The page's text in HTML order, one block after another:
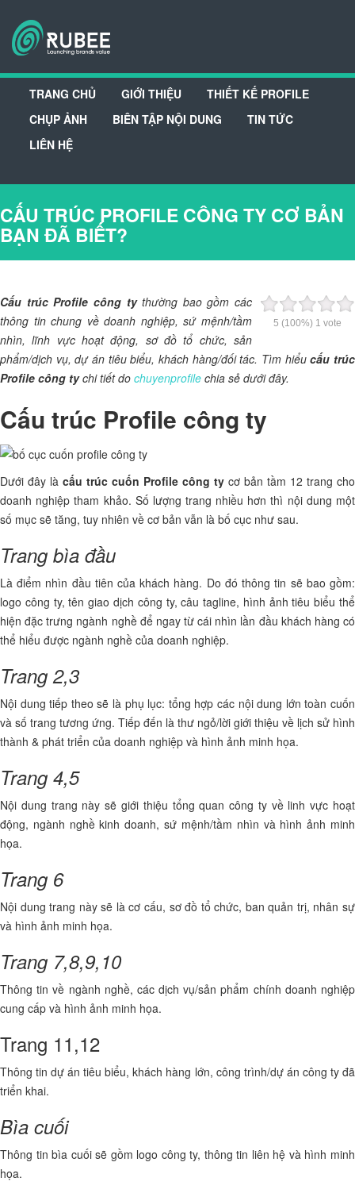
TRANG CHỦ GIỚI THIỆU
THIẾT KẾ PROFILE
CHỤP ẢNH
BIÊN TẬP NỘI DUNG
TIN TỨC
LIÊN HỆ
CẤU TRÚC PROFILE CÔNG TY CƠ BẢN
BẠN ĐÃ BIẾT?
5 (100%) 1 vote
Cấu trúc Profile công tythường bao gồm các
thông tin chung về doanh nghiệp, sứ mệnh/tầm
nhìn, lĩnh vực hoạt động, sơ đồ tổ chức, sản
phẩm/dịch vụ, dự án tiêu biểu, khách hàng/đối tác. Tìm hiểucấu trúc
Profile công tychi tiết do chuyenprofile chia sẻ dưới đây.
Cấu trúc Profile công ty
Dưới đây là cấu trúc cuốn Profile công ty cơ bản tầm 12 trang cho
doanh nghiệp tham khảo. Số lượng trang nhiều hơn thì nội dung một
số mục sẽ tăng, tuy nhiên về cơ bản vẫn là bố cục như sau.
Trang bìa đầu
Là điểm nhìn đầu tiên của khách hàng. Do đó thông tin sẽ bao gồm:
logo công ty, tên giao dịch công ty, câu tagline, hình ảnh tiêu biểu thể
hiện đặc trưng ngành nghề để ngay từ cái nhìn lần đầu khách hàng có
thể hiểu được ngành nghề của doanh nghiệp.
Trang 2,3
Nội dung tiếp theo sẽ là phụ lục: tổng hợp các nội dung lớn toàn cuốn
và số trang tương ứng. Tiếp đến là thư ngỏ/lời giới thiệu về lịch sử hình
thành & phát triển của doanh nghiệp và hình ảnh minh họa.
Trang 4,5
Nội dung trang này sẽ giới thiệu tổng quan công ty về linh vực hoạt
động, ngành nghề kinh doanh, sứ mệnh/tầm nhìn và hình ảnh minh
họa.
Trang 6
Nội dung trang này sẽ là cơ cấu, sơ đồ tổ chức, ban quản trị, nhân sự
và hình ảnh minh họa.
Trang 7,8,9,10
Thông tin về ngành nghề, các dịch vụ/sản phẩm chính doanh nghiệp
cung cấp và hình ảnh minh họa.
Trang 11,12
Thông tin dự án tiêu biểu, khách hàng lớn, công trình/dự án công ty đã
triển khai.
Bìa cuối
Thông tin bìa cuối sẽ gồm logo công ty, thông tin liên hệ và hình minh
họa.